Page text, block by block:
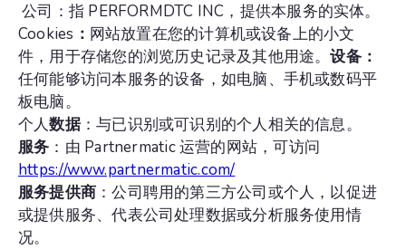
公司：指 PERFORMDTC INC，提供本服务的实体。
‍Cookies ： 网站放置在您的计算机或设备上的小文
件，用于存储您的浏览历史记录及其他用途。设备：
任何能够访问本服务的设备，如电脑、手机或数码平
板电脑。
个人数据：与已识别或可识别的个人相关的信息。
‍服务 ：由 Partnermatic 运营的网站，可访问
https://www.partnermatic.com/
‍服务提供商 ：公司聘用的第三方公司或个人，以促进
或提供服务、代表公司处理数据或分析服务使用情
况。